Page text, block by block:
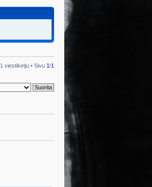
1 viestiketju • Sivu 1/1